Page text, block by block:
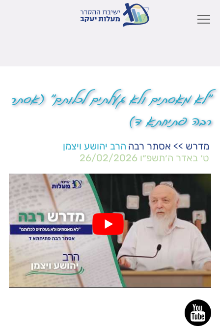
"לא מאסתים ולא געלתים לכלותם" (אסתר
רבה פתיחתא ד)
מדרש >> אסתר רבה הרב יהושע ויצמן
ט׳ באדר ה׳תשפ״ו 26/02/2026